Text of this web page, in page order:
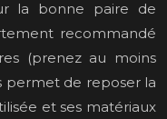
la bonne paire de
recommandé
(prenez au moins
permet de reposer la
et ses matériaux